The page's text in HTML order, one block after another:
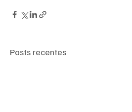
Posts recentes